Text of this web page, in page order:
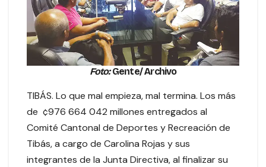
Foto:Gente/ Archivo
TIBÁS. Lo que mal empieza, mal termina. Los más
de ¢976 664 042 millones entregados al
Comité Cantonal de Deportes y Recreación de
Tibás, a cargo de Carolina Rojas y sus
integrantes de la Junta Directiva, al finalizar su